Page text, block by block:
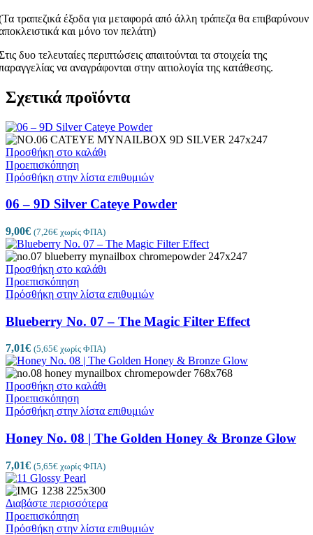
τραπεζικά έξοδα για μεταφορά από άλλη τράπεζα θα επιβαρύνουν
και μόνο τον πελάτη)
δυο τελευταίες περιπτώσεις απαιτούνται τα στοιχεία της
να αναγράφονται στην αιτιολογία της κατάθεσης.
Σχετικά προϊόντα
Προσθήκη στο καλάθι
Προεπισκόπηση
Πρόσθήκη στην λίστα επιθυμιών
06 – 9D Silver Cateye Powder
9,00€ (7,26€ χωρίς ΦΠΑ)
Προσθήκη στο καλάθι
Προεπισκόπηση
Πρόσθήκη στην λίστα επιθυμιών
Blueberry No. 07 – The Magic Filter Effect
7,01€ (5,65€ χωρίς ΦΠΑ)
Προσθήκη στο καλάθι
Προεπισκόπηση
Πρόσθήκη στην λίστα επιθυμιών
Honey No. 08 | The Golden Honey & Bronze Glow
7,01€ (5,65€ χωρίς ΦΠΑ)
Διαβάστε περισσότερα
Προεπισκόπηση
Πρόσθήκη στην λίστα επιθυμιών